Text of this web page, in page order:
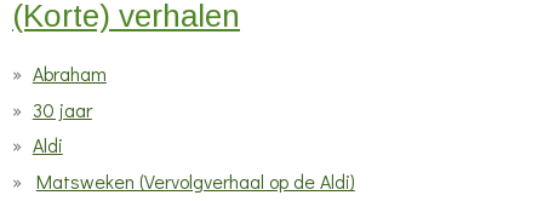
(Korte) verhalen
Abraham
30 jaar
Aldi
Matsweken (Vervolgverhaal op de Aldi)